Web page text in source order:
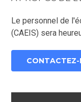
Le personnel de
(CAEIS) sera
CONTACTEZ-